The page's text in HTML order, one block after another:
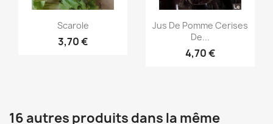
Aperçu rapide
Scarole
3,70 €
Aperçu rapide
Jus De Pomme Cerises
De...
4,70 €
16 autres produits dans la même